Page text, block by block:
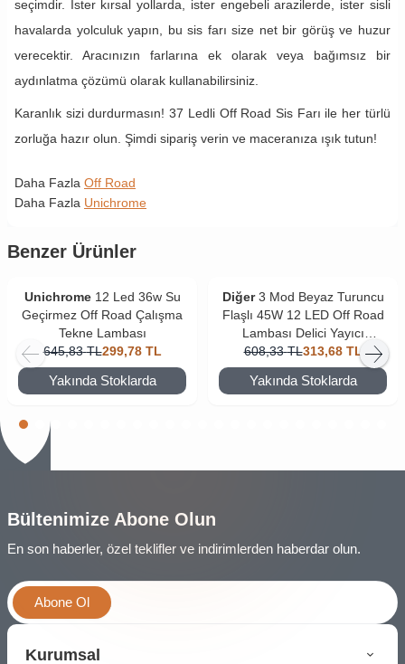
seçimdir. İster kırsal yollarda, ister engebeli arazilerde, ister sisli
havalarda yolculuk yapın, bu sis farı size net bir görüş ve huzur
verecektir. Aracınızın farlarına ek olarak veya bağımsız bir
aydınlatma çözümü olarak kullanabilirsiniz.
Karanlık sizi durdurmasın! 37 Ledli Off Road Sis Farı ile her türlü
zorluğa hazır olun. Şimdi sipariş verin ve maceranıza ışık tutun!
Daha Fazla Off Road
Daha Fazla Unichrome
Benzer Ürünler
Unichrome 12 Led 36w Su
Geçirmez Off Road Çalışma
Tekne Lambası
645,83 TL299,78 TL
Yakında Stoklarda
Diğer 3 Mod Beyaz Turuncu
Flaşlı 45W 12 LED Off Road
Lambası Delici Yayıcı
Motosiklet Sis Farı
608,33 TL313,68 TL
Yakında Stoklarda
Bültenimize Abone Olun
En son haberler, özel teklifler ve indirimlerden haberdar olun.
Abone Ol
Kurumsal